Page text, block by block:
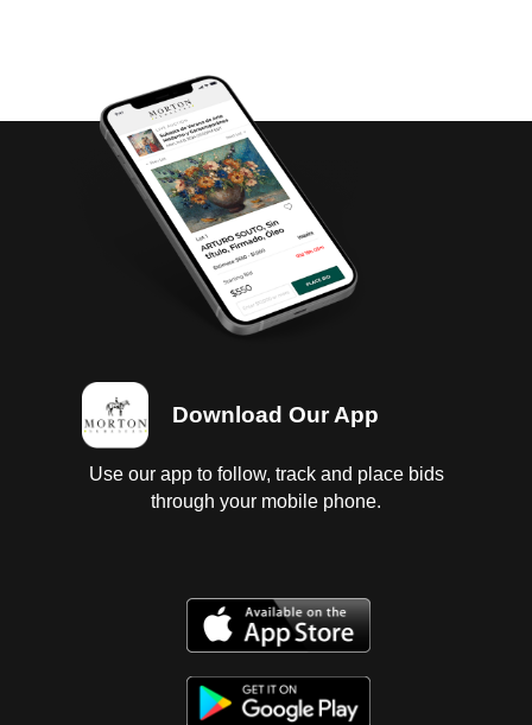
Download Our App
Use our app to follow, track and place bids
through your mobile phone.